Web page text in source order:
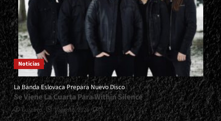
Noticias
La Banda Eslovaca Prepara Nuevo Disco
Se Viene La Cuarta Para Within Silence
Gustavo 7 agosto, 2026 0